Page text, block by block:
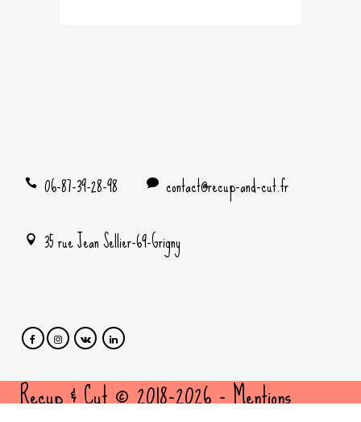
06-87-39-28-98
contact@recup-and-cut.fr
35 rue Jean Sellier-69-Grigny
Recup & Cut © 2018-2026 -Mentions